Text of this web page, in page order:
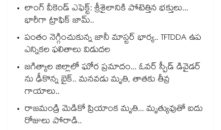
లాంగ్ వీకెండ్ ఎఫెక్ట్: శ్రీశైలానికి పోటెత్తిన భక్తులు...
భారీగా ట్రాఫిక్ జామ్..
పంతం నెగ్గించుకున్న జానీ మాస్టర్ భార్య.. TFTDDA ఉప
ఎన్నికల ఫలితాలు విడుదల
జగిత్యాల జిల్లాలో ఘోర ప్రమాదం... ఓవర్ స్పీడ్ డివైడర్
ను ఢీకొన్న బైక్.. మనవడు మృతి, తాతకు తీవ్ర
గాయాలు..
రాజమండ్రి మెడికో ప్రియాంక మృతి... మృత్యువుతో ఐదు
రోజులు పోరాడి..